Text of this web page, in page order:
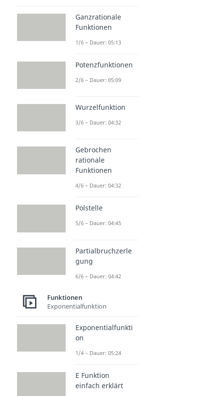
Ganzrationale
Funktionen
1/6 – Dauer: 05:13
Potenzfunktionen
2/6 – Dauer: 05:09
Wurzelfunktion
3/6 – Dauer: 04:32
Gebrochen
rationale
Funktionen
4/6 – Dauer: 04:32
Polstelle
5/6 – Dauer: 04:45
Partialbruchzerle
gung
6/6 – Dauer: 04:42
Funktionen
Exponentialfunktion
Exponentialfunkti
on
1/4 – Dauer: 05:24
E Funktion
einfach erklärt